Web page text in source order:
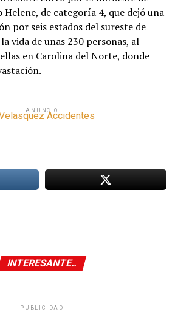
de categoría 4, que dejó una
por seis estados del sureste de
vida de unas 230 personas, al
en Carolina del Norte, donde
ANUNCIO
INTERESANTE..
PUBLICIDAD